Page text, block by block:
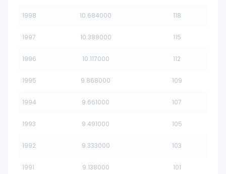
1998 10.684000 118
1997 10.388000 115
1996 10.117000 112
1995 9.868000 109
1994 9.661000 107
1993 9.491000 105
1992 9.333000 103
1991 9.138000 101